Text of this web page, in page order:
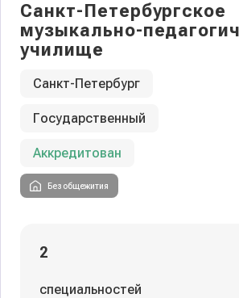
Санкт-Петербургское
музыкально-
училище
Санкт-Петербург
Государственный
Аккредитован
Без общежития
2
специальностей